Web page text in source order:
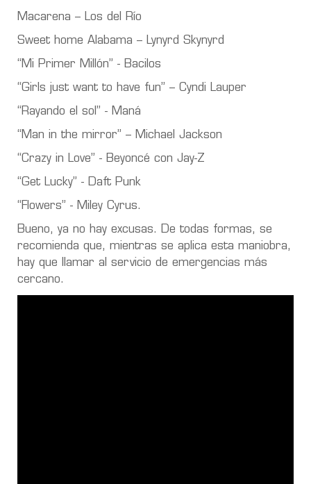
Macarena – Los del Río
Sweet home Alabama – Lynyrd Skynyrd
“Mi Primer Millón” - Bacilos
“Girls just want to have fun” – Cyndi Lauper
“Rayando el sol” - Maná
“Man in the mirror” – Michael Jackson
“Crazy in Love” - Beyoncé con Jay-Z
“Get Lucky” - Daft Punk
“Flowers” - Miley Cyrus.
Bueno, ya no hay excusas. De todas formas, se
recomienda que, mientras se aplica esta maniobra,
hay que llamar al servicio de emergencias más
cercano.